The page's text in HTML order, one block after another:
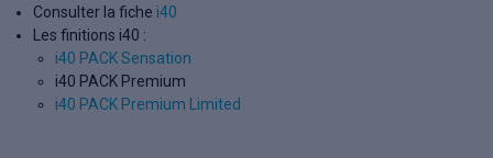
Consulter la fiche i40
Les finitions i40 :
i40 PACK Sensation
i40 PACK Premium
i40 PACK Premium Limited